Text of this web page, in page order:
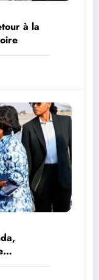
à la
en